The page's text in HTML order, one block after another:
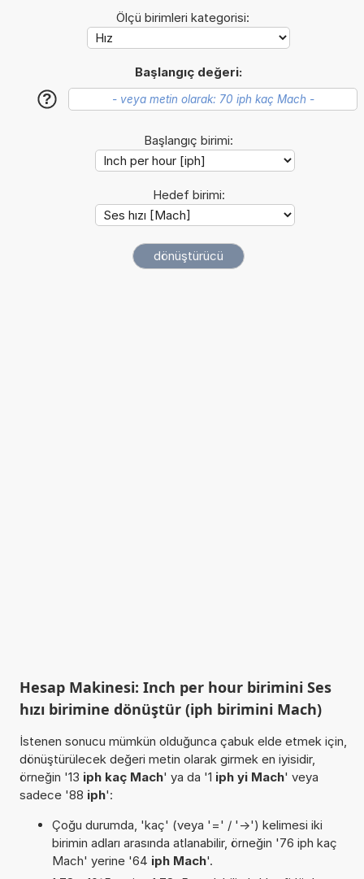
Ölçü birimleri kategorisi:
Başlangıç değeri:
?
Başlangıç birimi:
Hedef birimi:
Hesap Makinesi: Inch per hour birimini Ses
hızı birimine dönüştür (iph birimini Mach)
İstenen sonucu mümkün olduğunca çabuk elde etmek için,
dönüştürülecek değeri metin olarak girmek en iyisidir,
örneğin '13 iph kaç Mach' ya da '1 iph yi Mach' veya
sadece '88 iph':
Çoğu durumda, 'kaç' (veya '=' / '->') kelimesi iki
birimin adları arasında atlanabilir, örneğin '76 iph kaç
Mach' yerine '64 iph Mach'.